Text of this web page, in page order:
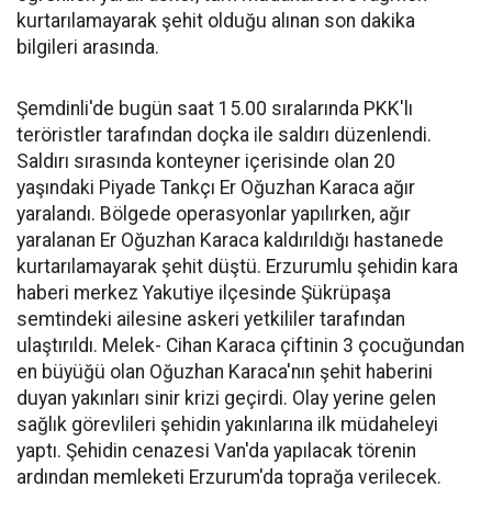
kurtarılamayarak şehit olduğu alınan son dakika
bilgileri arasında.
Şemdinli'de bugün saat 15.00 sıralarında PKK'lı
teröristler tarafından doçka ile saldırı düzenlendi.
Saldırı sırasında konteyner içerisinde olan 20
yaşındaki Piyade Tankçı Er Oğuzhan Karaca ağır
yaralandı. Bölgede operasyonlar yapılırken, ağır
yaralanan Er Oğuzhan Karaca kaldırıldığı hastanede
kurtarılamayarak şehit düştü. Erzurumlu şehidin kara
haberi merkez Yakutiye ilçesinde Şükrüpaşa
semtindeki ailesine askeri yetkililer tarafından
ulaştırıldı. Melek- Cihan Karaca çiftinin 3 çocuğundan
en büyüğü olan Oğuzhan Karaca'nın şehit haberini
duyan yakınları sinir krizi geçirdi. Olay yerine gelen
sağlık görevlileri şehidin yakınlarına ilk müdaheleyi
yaptı. Şehidin cenazesi Van'da yapılacak törenin
ardından memleketi Erzurum'da toprağa verilecek.